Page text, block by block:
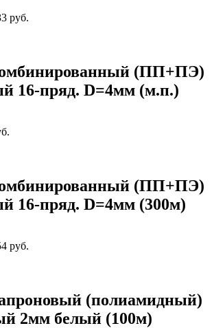
руб.
(ПП+ПЭ)
16-пряд. D=4мм (м.п.)
(ПП+ПЭ)
16-пряд. D=4мм (300м)
руб.
(полиамидный)
2мм белый (100м)